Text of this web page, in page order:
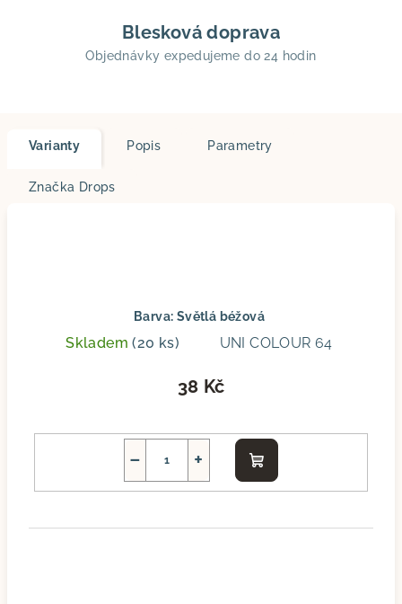
Blesková doprava
Objednávky expedujeme do 24 hodin
Varianty Popis Parametry
Značka Drops
Barva: Světlá béžová
Skladem(20 ks) UNI COLOUR 64
38 Kč
+
−
Do
košíku